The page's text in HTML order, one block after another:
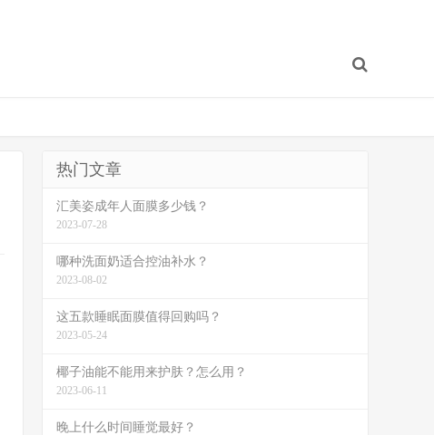
热门文章
汇美姿成年人面膜多少钱？
2023-07-28
哪种洗面奶适合控油补水？
2023-08-02
这五款睡眠面膜值得回购吗？
2023-05-24
椰子油能不能用来护肤？怎么用？
2023-06-11
晚上什么时间睡觉最好？